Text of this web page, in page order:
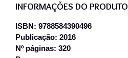
INFORMAÇÕES DO PRODUTO
ISBN: 9788584390496
Publicação: 2016
Nº páginas: 320